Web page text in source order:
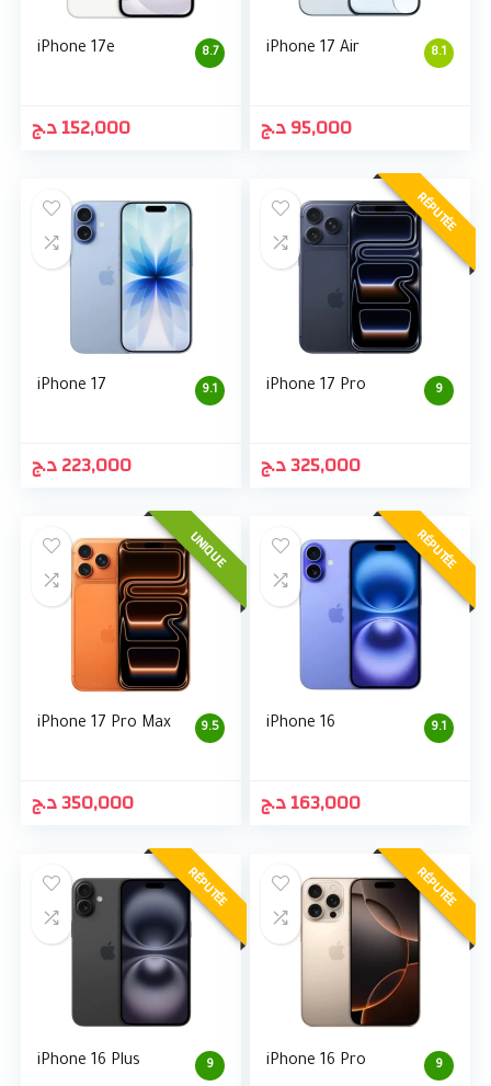
8.7
iPhone 17e
152,000د.ج
8.1
iPhone 17 Air
95,000د.ج
9.1
iPhone 17
223,000د.ج
RÉPUTÉE
9
iPhone 17 Pro
325,000د.ج
UNIQUE
9.5
iPhone 17 Pro Max
350,000د.ج
RÉPUTÉE
9.1
iPhone 16
163,000د.ج
RÉPUTÉE
9
iPhone 16 Plus
RÉPUTÉE
9
iPhone 16 Pro